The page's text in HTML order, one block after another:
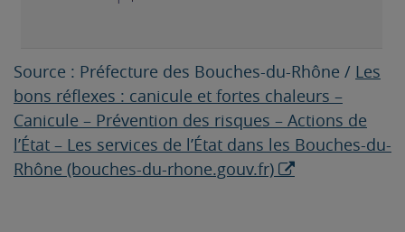
Source : Préfecture des Bouches-du-Rhône / Les
bons réflexes : canicule et fortes chaleurs –
Canicule – Prévention des risques – Actions de
l’État – Les services de l’État dans les Bouches-du-
Rhône (bouches-du-rhone.gouv.fr)